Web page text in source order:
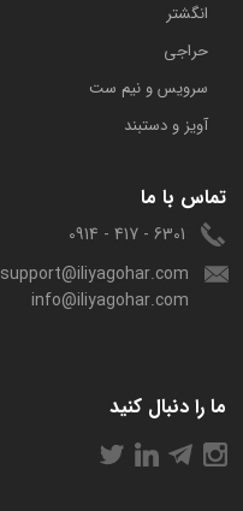
انگشتر
حراجی
سرویس و نیم ست
آویز و دستبند
تماس با ما
6301 - 417 - 0914
support@iliyagohar.com
info@iliyagohar.com
ما را دنبال کنید